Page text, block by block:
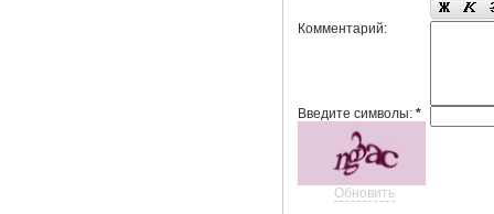
Комментарий:
Введите символы:*
Обновить